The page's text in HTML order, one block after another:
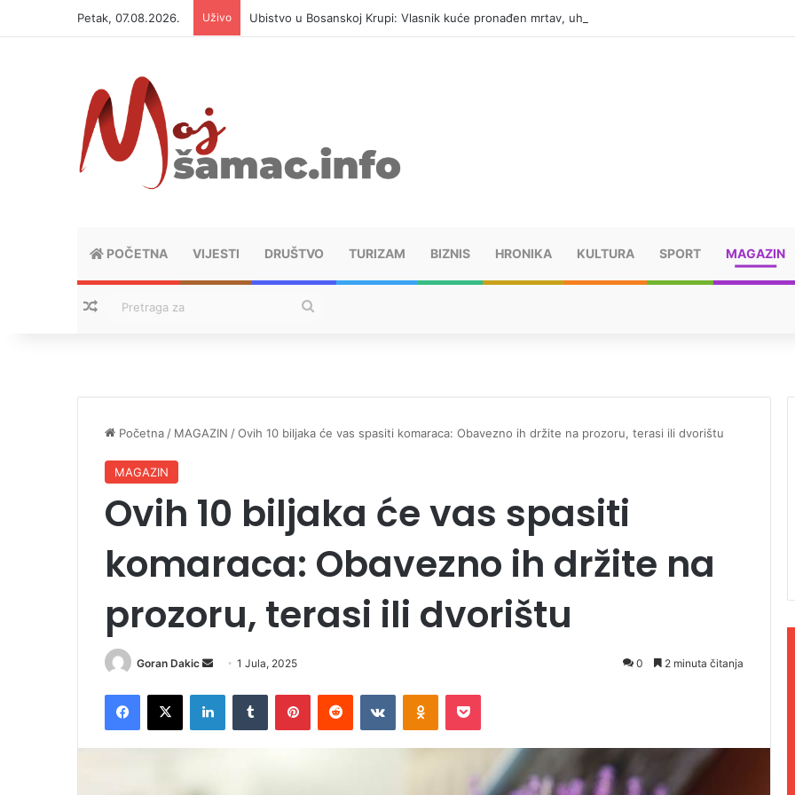
Petak, 07.08.2026. Uživo Ubistvo u Bosanskoj Krupi: Vlasnik kuće pronađen mrtav, uhapšen osumnjičeni
POČETNA VIJESTI DRUŠTVO TURIZAM BIZNIS HRONIKA KULTURA SPORT MAGAZIN
Nasumični tekstovi
Početna / MAGAZIN /Ovih 10 biljaka će vas spasiti komaraca: Obavezno ih držite na prozoru, terasi ili dvorištu
MAGAZIN
Ovih 10 biljaka će vas spasiti
komaraca: Obavezno ih držite na
prozoru, terasi ili dvorištu
Goran Dakic
d
a
1 Jula, 2025 0 2 minuta čitanja